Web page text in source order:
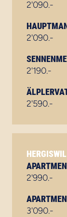
2'090.-
2'090.-
2'190.-
2'590.-
2'990.-
3'090.-